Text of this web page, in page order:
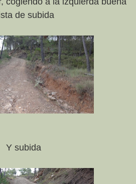
de subida
Y subida